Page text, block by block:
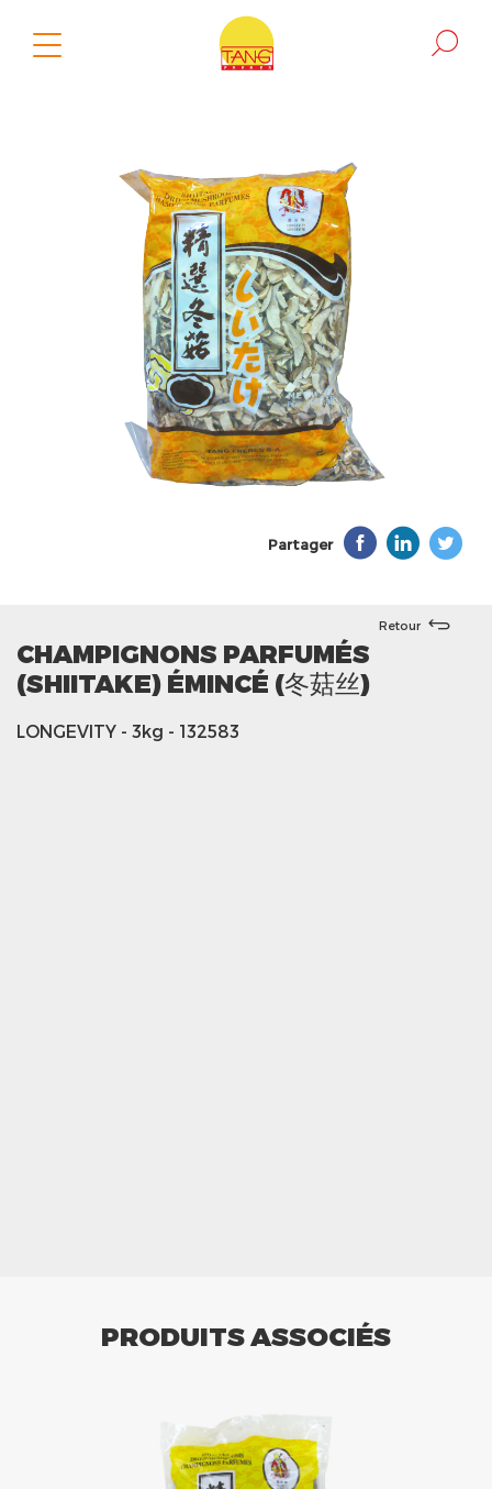
Partager
Retour
CHAMPIGNONS PARFUMÉS
(SHIITAKE) ÉMINCÉ (冬菇丝)
LONGEVITY - 3kg - 132583
PRODUITS ASSOCIÉS